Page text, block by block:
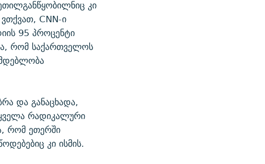
კი
CNN-ი
95 პროცენტი
რომ საქართველოს
და განაცხადა,
რადიკალური
რომ ეთერში
კი ისმის.